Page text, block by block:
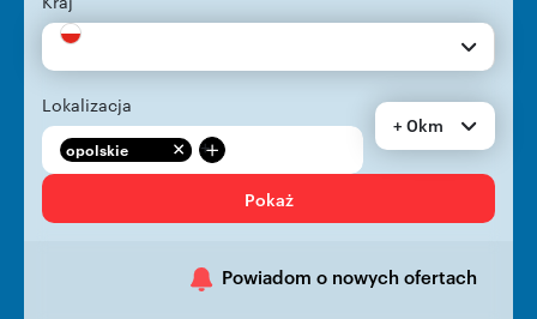
Lokalizacja
opolskie +
+ 0km
Pokaż
Powiadom o nowych ofertach